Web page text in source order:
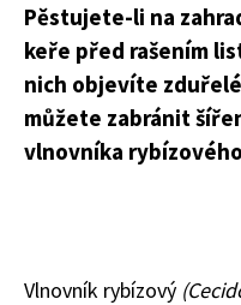
Pěstujete-li na
keře před rašením
nich objevíte
můžete zabránit
vlnovníka
Vlnovník rybízový (